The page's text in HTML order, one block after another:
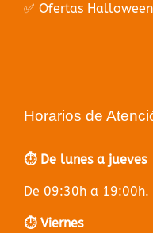
✅ Ofertas Halloween
Horarios de
⏱️ De lunes a jueves
De 09:30h a 19:00h.
⏱️ Viernes